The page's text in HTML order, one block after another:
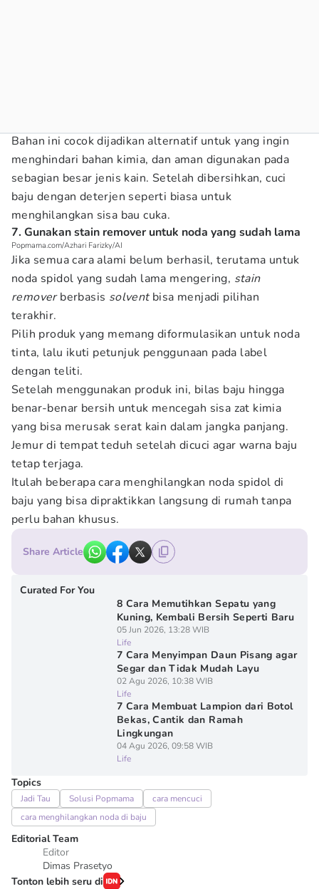
Bahan ini cocok dijadikan alternatif untuk yang ingin
menghindari bahan kimia, dan aman digunakan pada
sebagian besar jenis kain. Setelah dibersihkan, cuci
baju dengan deterjen seperti biasa untuk
menghilangkan sisa bau cuka.
7. Gunakan stain remover untuk noda yang sudah lama
Popmama.com/Azhari Farizky/AI
Jika semua cara alami belum berhasil, terutama untuk
noda spidol yang sudah lama mengering, stain
removerberbasis solventbisa menjadi pilihan
terakhir.
Pilih produk yang memang diformulasikan untuk noda
tinta, lalu ikuti petunjuk penggunaan pada label
dengan teliti.
Setelah menggunakan produk ini, bilas baju hingga
benar-benar bersih untuk mencegah sisa zat kimia
yang bisa merusak serat kain dalam jangka panjang.
Jemur di tempat teduh setelah dicuci agar warna baju
tetap terjaga.
Itulah beberapa cara menghilangkan noda spidol di
baju yang bisa dipraktikkan langsung di rumah tanpa
perlu bahan khusus.
Share Article
Curated For You
8 Cara Memutihkan Sepatu yang
Kuning, Kembali Bersih Seperti Baru
05 Jun 2026, 13:28 WIB
Life
7 Cara Menyimpan Daun Pisang agar
Segar dan Tidak Mudah Layu
02 Agu 2026, 10:38 WIB
Life
7 Cara Membuat Lampion dari Botol
Bekas, Cantik dan Ramah
Lingkungan
04 Agu 2026, 09:58 WIB
Life
Topics
Jadi Tau Solusi Popmama
cara mencuci
cara menghilangkan noda di baju
Editorial Team
Editor
Dimas Prasetyo
Tonton lebih seru di